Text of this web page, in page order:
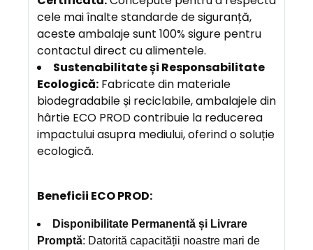
cele mai înalte standarde de siguranță,
aceste ambalaje sunt 100% sigure pentru
contactul direct cu alimentele.
Sustenabilitate și Responsabilitate
Ecologică: Fabricate din materiale
biodegradabile și reciclabile, ambalajele din
hârtie ECO PROD contribuie la reducerea
impactului asupra mediului, oferind o soluție
ecologică.
Beneficii ECO PROD:
Disponibilitate Permanentă și Livrare
Promptă: Datorită capacității noastre mari de